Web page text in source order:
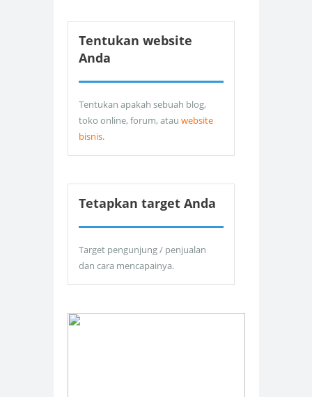
Tentukan website
Anda
Tentukan apakah sebuah blog,
toko online, forum, atau website
bisnis.
Tetapkan target Anda
Target pengunjung / penjualan
dan cara mencapainya.